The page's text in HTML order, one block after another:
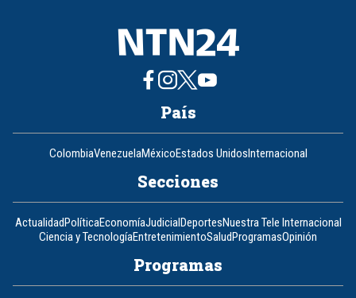
País
ColombiaVenezuelaMéxicoEstados UnidosInternacional
Secciones
ActualidadPolíticaEconomíaJudicialDeportesNuestra Tele Internacional
Ciencia y TecnologíaEntretenimientoSaludProgramasOpinión
Programas